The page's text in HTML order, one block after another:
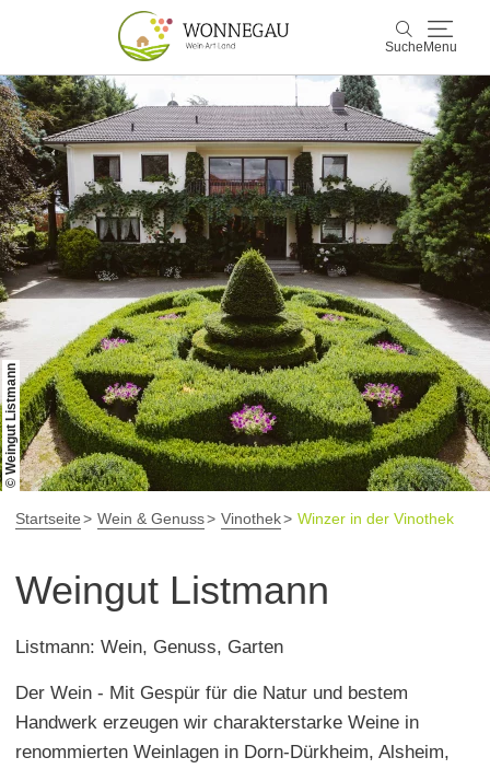
Suche Menu
Suche
Wonnegau
Entdecken & Erleben
Wein & Genuss
Kultur & Events
Buchen & Service
© Weingut Listmann
Startseite Wein & Genuss Vinothek Winzer in der Vinothek
Weingut Listmann
Listmann: Wein, Genuss, Garten
Der Wein - Mit Gespür für die Natur und bestem
Handwerk erzeugen wir charakterstarke Weine in
renommierten Weinlagen in Dorn-Dürkheim, Alsheim,